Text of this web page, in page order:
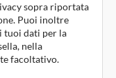
sopra riportata
Puoi inoltre
tuoi dati per la
nella
facoltativo.